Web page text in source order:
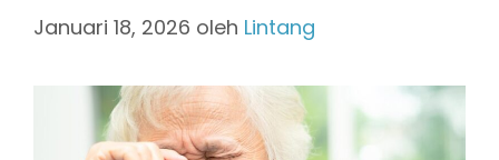
Januari 18, 2026 oleh Lintang